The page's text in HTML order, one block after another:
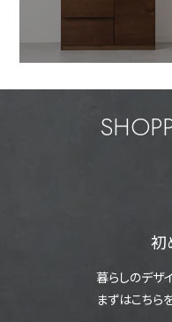
初
暮らしのデザ
まずはこちら